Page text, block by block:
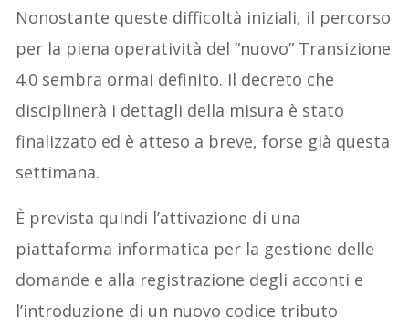
Nonostante queste difficoltà iniziali, il percorso
per la piena operatività del “nuovo” Transizione
4.0 sembra ormai definito. Il decreto che
disciplinerà i dettagli della misura è stato
finalizzato ed è atteso a breve, forse già questa
settimana.
È prevista quindi l’attivazione di una
piattaforma informatica per la gestione delle
domande e alla registrazione degli acconti e
l’introduzione di un nuovo codice tributo